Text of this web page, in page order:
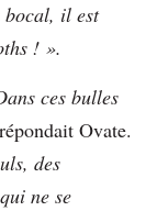
bocal, il est
! ».
ces bulles
Ovate.
des
qui ne se